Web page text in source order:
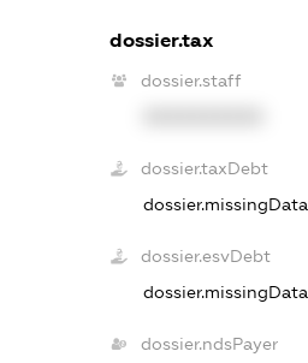
dossier.tax
dossier.staff
dossier.taxDebt
dossier.missingData
dossier.esvDebt
dossier.missingData
dossier.ndsPayer